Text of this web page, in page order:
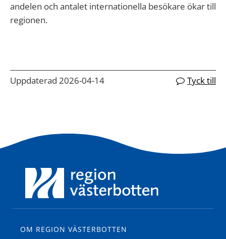
andelen och antalet internationella besökare ökar till
regionen.
Uppdaterad 2026-04-14 Tyck till
OM REGION VÄSTERBOTTEN